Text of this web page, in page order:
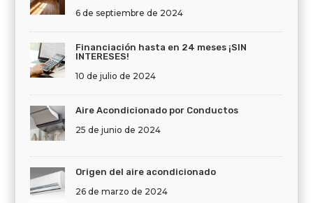
6 de septiembre de 2024
Financiación hasta en 24 meses ¡SIN
INTERESES!
10 de julio de 2024
Aire Acondicionado por Conductos
25 de junio de 2024
Origen del aire acondicionado
26 de marzo de 2024